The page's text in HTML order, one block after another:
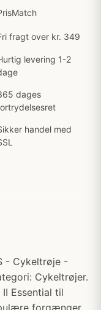
fragt over kr. 349
levering 1-2
dages
handel med
- Cykeltrøje -
Cykeltrøjer.
Essential til
forgænger